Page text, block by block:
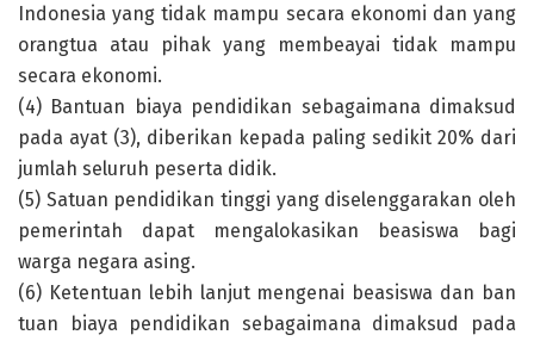
Indonesia yang tidak mampu secara ekonomi dan yang
orangtua atau pihak yang membeayai tidak mampu
secara ekonomi.
(4) Bantuan biaya pendidikan sebagaimana dimaksud
pada ayat (3), diberikan kepada paling sedikit 20% dari
jumlah seluruh peserta didik.
(5) Satuan pendidikan tinggi yang diselenggarakan oleh
pemerintah dapat mengalokasikan beasiswa bagi
warga negara asing.
(6) Ketentuan lebih lanjut mengenai beasiswa dan ban
tuan biaya pendidikan sebagaimana dimaksud pada